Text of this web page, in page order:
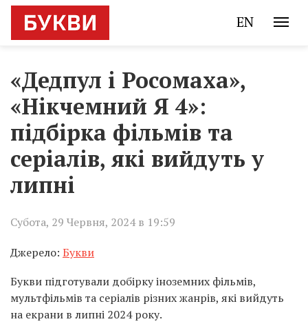
EN
«Дедпул і Росомаха»,
«Нікчемний Я 4»:
підбірка фільмів та
серіалів, які вийдуть у
липні
Субота, 29 Червня, 2024 в 19:59
Джерело: Букви
Букви підготували добірку іноземних фільмів,
мультфільмів та серіалів різних жанрів, які вийдуть
на екрани в липні 2024 року.